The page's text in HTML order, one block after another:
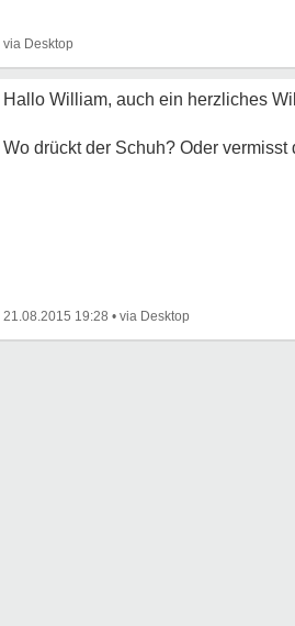
Hallo William, auch ein herzliches
Wo drückt der Schuh? Oder
21.08.2015 19:28 •